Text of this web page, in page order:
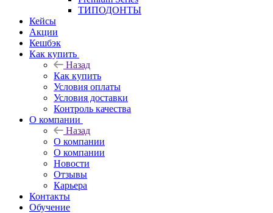
ТИПОДОНТЫ
Кейсы
Акции
Кешбэк
Как купить
Назад
Как купить
Условия оплаты
Условия доставки
Контроль качества
О компании
Назад
О компании
О компании
Новости
Отзывы
Карьера
Контакты
Обучение